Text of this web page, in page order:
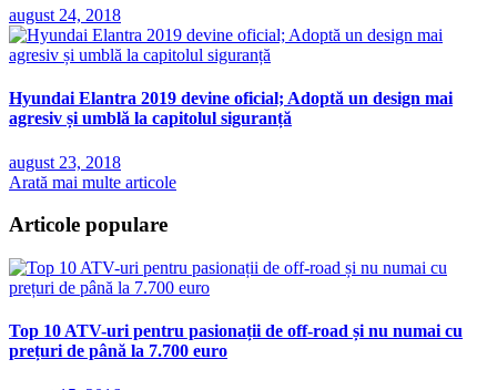
august 24, 2018
Hyundai Elantra 2019 devine oficial; Adoptă un design mai
agresiv și umblă la capitolul siguranță
august 23, 2018
Arată mai multe articole
Articole populare
Top 10 ATV-uri pentru pasionații de off-road și nu numai cu
prețuri de până la 7.700 euro